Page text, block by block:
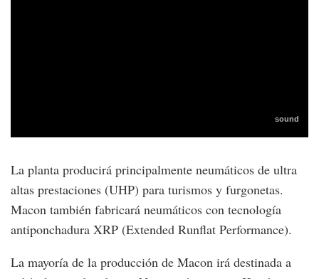
La planta producirá principalmente neumáticos de ultra
altas prestaciones (UHP) para turismos y furgonetas.
Macon también fabricará neumáticos con tecnología
antiponchadura XRP (Extended Runflat Performance).
La mayoría de la producción de Macon irá destinada a